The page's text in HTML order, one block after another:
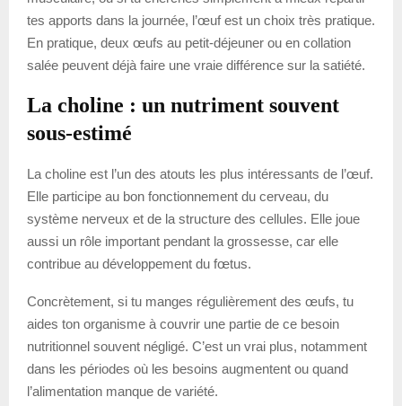
tes apports dans la journée, l’œuf est un choix très pratique.
En pratique, deux œufs au petit-déjeuner ou en collation
salée peuvent déjà faire une vraie différence sur la satiété.
La choline : un nutriment souvent
sous-estimé
La choline est l’un des atouts les plus intéressants de l’œuf.
Elle participe au bon fonctionnement du cerveau, du
système nerveux et de la structure des cellules. Elle joue
aussi un rôle important pendant la grossesse, car elle
contribue au développement du fœtus.
Concrètement, si tu manges régulièrement des œufs, tu
aides ton organisme à couvrir une partie de ce besoin
nutritionnel souvent négligé. C’est un vrai plus, notamment
dans les périodes où les besoins augmentent ou quand
l’alimentation manque de variété.